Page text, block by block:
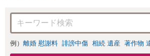
例） 離婚 慰謝料 誹謗中傷 相続 遺産 著作物